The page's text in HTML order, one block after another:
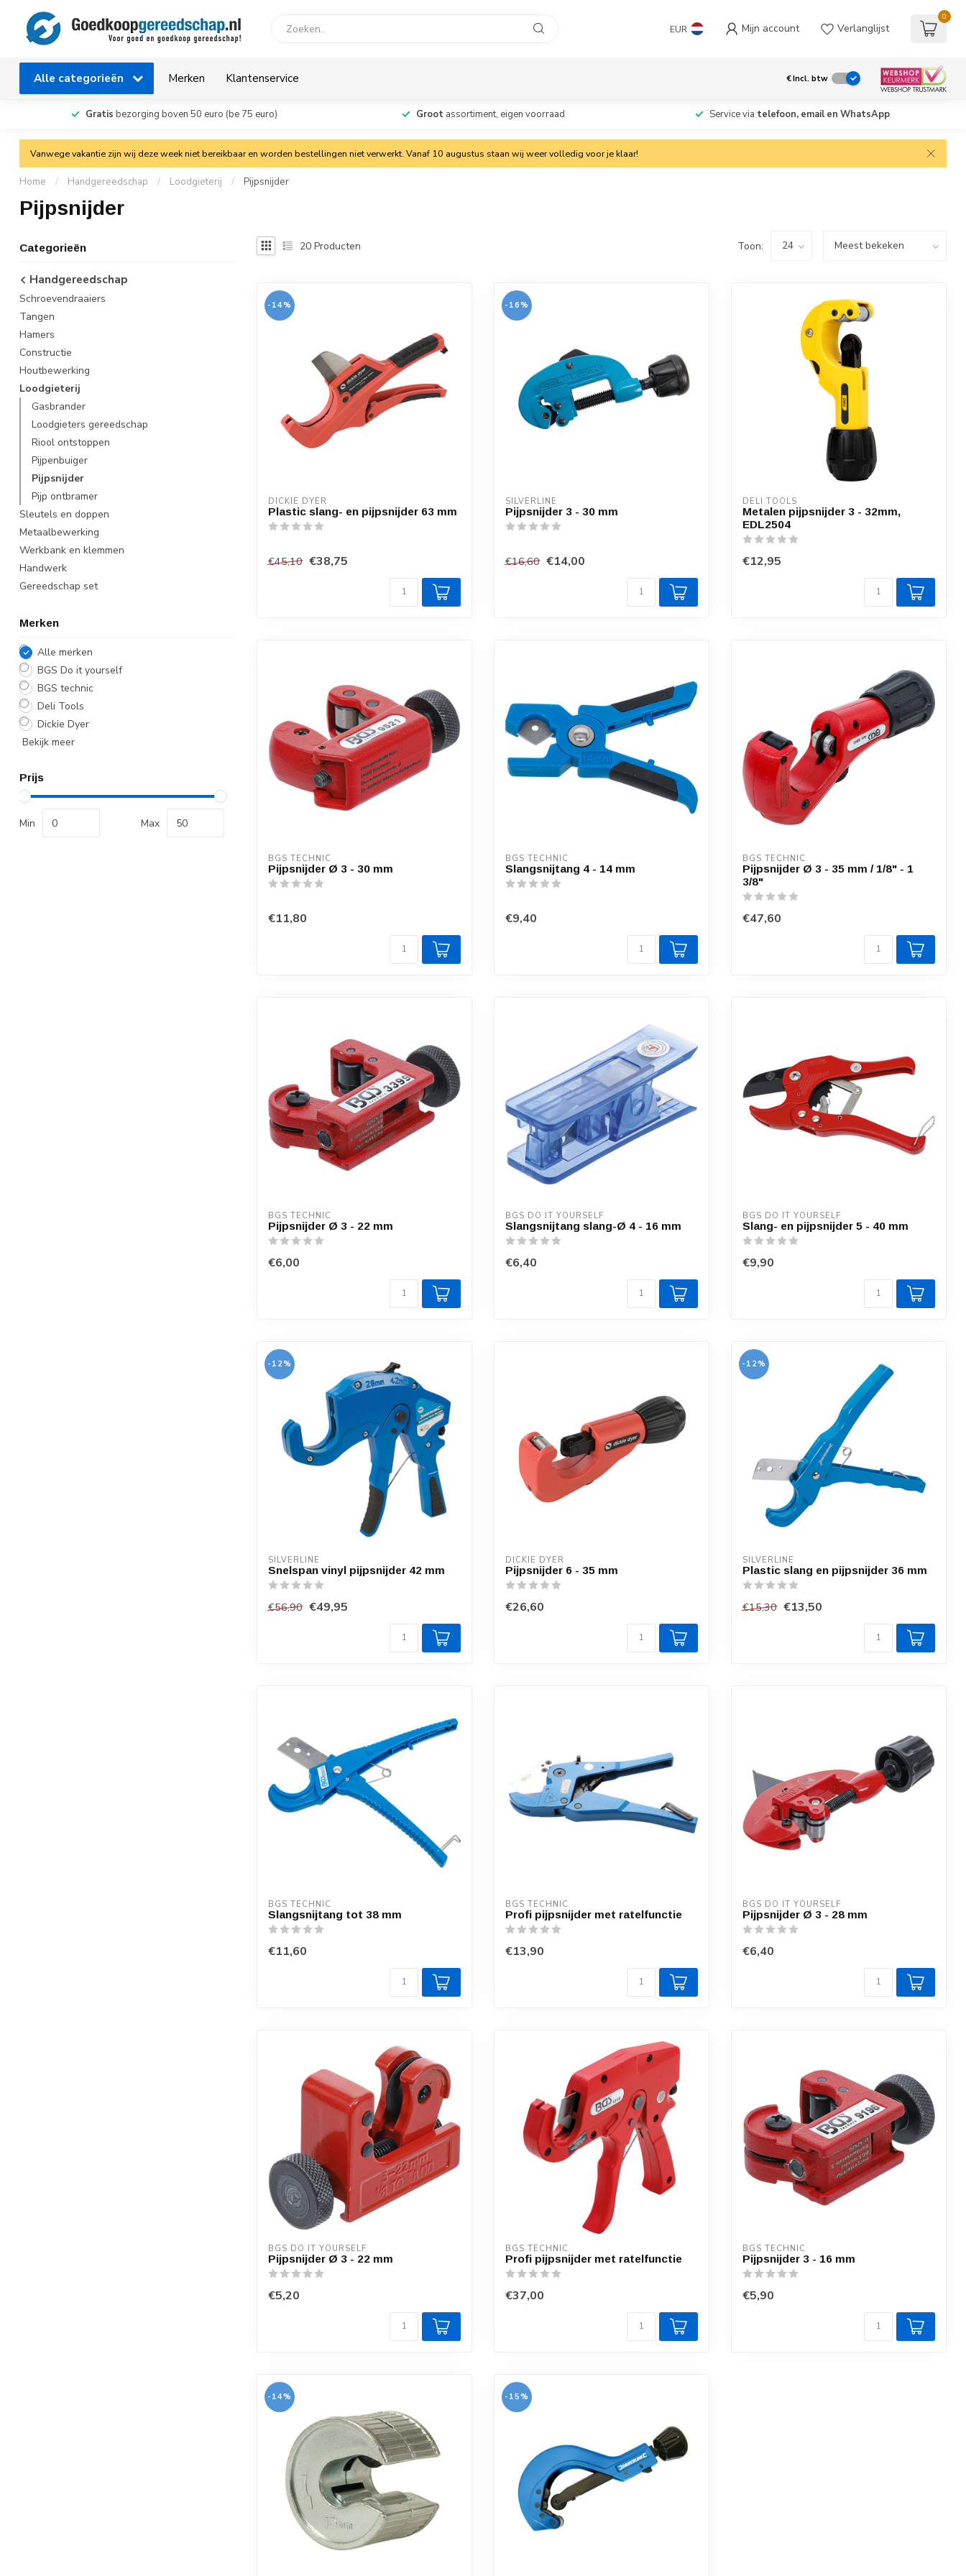
EUR Mijn account Verlanglijst
0
Alle categorieën Merken Klantenservice €Incl. btw
Gratis bezorging boven 50 euro (be 75 euro) Grootassortiment, eigen voorraad Service via telefoon, email en WhatsApp
Vanwege vakantie zijn wij deze week niet bereikbaar en worden bestellingen niet verwerkt. Vanaf 10 augustus staan wij weer volledig voor je klaar!
Home / Handgereedschap / Loodgieterij / Pijpsnijder
Pijpsnijder
Categorieën
Handgereedschap
Schroevendraaiers
Tangen
Hamers
Constructie
Houtbewerking
Loodgieterij
Gasbrander
Loodgieters gereedschap
Riool ontstoppen
Pijpenbuiger
Pijpsnijder
Pijp ontbramer
Sleutels en doppen
Metaalbewerking
Werkbank en klemmen
Handwerk
Gereedschap set
Merken
Alle merken
BGS Do it yourself
BGS technic
Deli Tools
Dickie Dyer
Bekijk meer
Prijs
Min Max
20 Producten Toon:
-14%
DICKIE DYER
Plastic slang- en pijpsnijder 63 mm
€45,10 €38,75
-16%
SILVERLINE
Pijpsnijder 3 - 30 mm
€16,60 €14,00
DELI TOOLS
Metalen pijpsnijder 3 - 32mm,
EDL2504
€12,95
BGS TECHNIC
Pijpsnijder Ø 3 - 30 mm
€11,80
BGS TECHNIC
Slangsnijtang 4 - 14 mm
€9,40
BGS TECHNIC
Pijpsnijder Ø 3 - 35 mm / 1/8" - 1
3/8"
€47,60
BGS TECHNIC
Pijpsnijder Ø 3 - 22 mm
€6,00
BGS DO IT YOURSELF
Slangsnijtang slang-Ø 4 - 16 mm
€6,40
BGS DO IT YOURSELF
Slang- en pijpsnijder 5 - 40 mm
€9,90
-12%
SILVERLINE
Snelspan vinyl pijpsnijder 42 mm
€56,90 €49,95
DICKIE DYER
Pijpsnijder 6 - 35 mm
€26,60
-12%
SILVERLINE
Plastic slang en pijpsnijder 36 mm
€15,30 €13,50
BGS TECHNIC
Slangsnijtang tot 38 mm
€11,60
BGS TECHNIC
Profi pijpsnijder met ratelfunctie
€13,90
BGS DO IT YOURSELF
Pijpsnijder Ø 3 - 28 mm
€6,40
BGS DO IT YOURSELF
Pijpsnijder Ø 3 - 22 mm
€5,20
BGS TECHNIC
Profi pijpsnijder met ratelfunctie
€37,00
BGS TECHNIC
Pijpsnijder 3 - 16 mm
€5,90
-14% -15%